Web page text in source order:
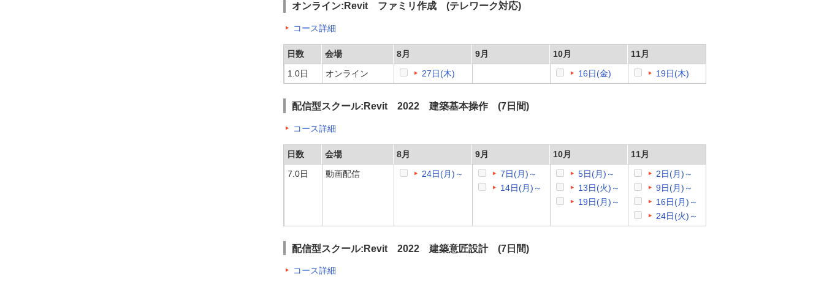
オンライン:Revit ファミリ作成 (テレワーク対応)
コース詳細
日数 会場 8月 9月 10月
11月
1.0日
オンライン 27日(木) 16日(金) 19日(木)
配信型スクール:Revit 2022 建築基本操作 (7日間)
コース詳細
日数 会場 8月 9月 10月
11月
7.0日
動画配信 24日(月)～
7日(月)～
14日(月)～
5日(月)～
13日(火)～
19日(月)～
2日(月)～
9日(月)～
16日(月)～
24日(火)～
配信型スクール:Revit 2022 建築意匠設計 (7日間)
コース詳細